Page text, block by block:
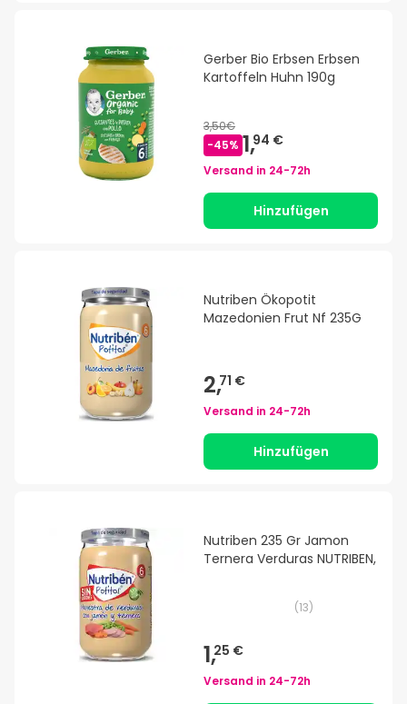
Gerber Bio Erbsen Erbsen
Kartoffeln Huhn 190g
3,50€
-45% 1,94 €
Versand in 24-72h
Hinzufügen
Nutriben Ökopotit
Mazedonien Frut Nf 235G
2,71 €
Versand in 24-72h
Hinzufügen
Nutriben 235 Gr Jamon
Ternera Verduras NUTRIBEN,
(13)
1,25 €
Versand in 24-72h